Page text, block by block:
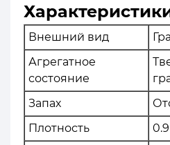
Внешний вид
Агрегатное
состояние
Запах
Плотность